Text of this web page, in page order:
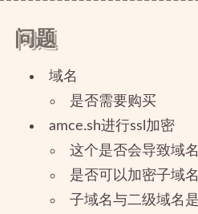
问题
域名
是否需要购买
amce.sh进行ssl加密
这个是否会导致域
是否可以加密子域
子域名与二级域名